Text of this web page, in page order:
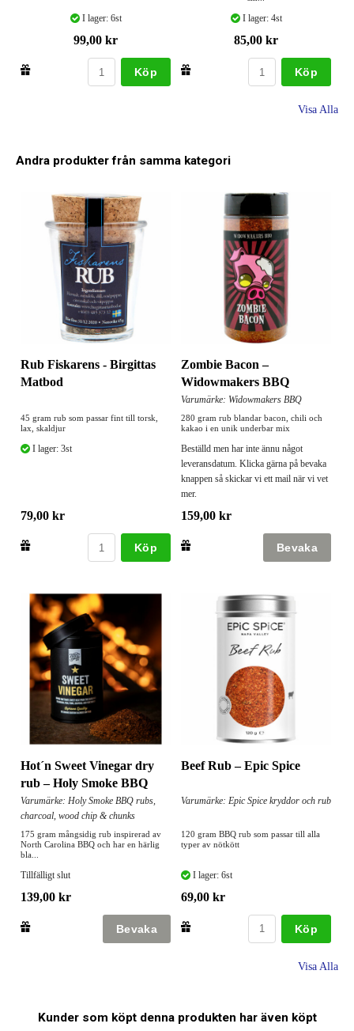
I lager: 6st
99,00 kr
Köp
I lager: 4st
85,00 kr
Köp
Visa Alla
Andra produkter från samma kategori
Rub Fiskarens - Birgittas
Matbod
45 gram rub som passar fint till torsk,
lax, skaldjur
I lager: 3st
79,00 kr
Köp
Zombie Bacon –
Widowmakers BBQ
Varumärke: Widowmakers BBQ
280 gram rub blandar bacon, chili och
kakao i en unik underbar mix
Beställd men har inte ännu något
leveransdatum. Klicka gärna på bevaka
knappen så skickar vi ett mail när vi vet
mer.
159,00 kr
Hot´n Sweet Vinegar dry
rub – Holy Smoke BBQ
Varumärke: Holy Smoke BBQ rubs,
charcoal, wood chip & chunks
175 gram mångsidig rub inspirerad av
North Carolina BBQ och har en härlig
bla...
Tillfälligt slut
139,00 kr
Beef Rub – Epic Spice
Varumärke: Epic Spice kryddor och rub
120 gram BBQ rub som passar till alla
typer av nötkött
I lager: 6st
69,00 kr
Köp
Visa Alla
Kunder som köpt denna produkten har även köpt